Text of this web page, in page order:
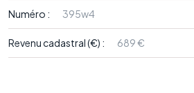
Numéro : 395w4
Revenu cadastral (€) : 689 €